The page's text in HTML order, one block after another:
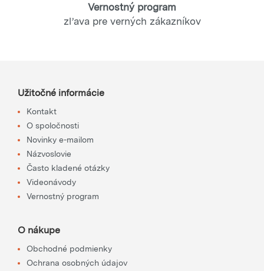
Vernostný program
zľava pre verných zákazníkov
Užitočné informácie
Kontakt
O spoločnosti
Novinky e-mailom
Názvoslovie
Často kladené otázky
Videonávody
Vernostný program
O nákupe
Obchodné podmienky
Ochrana osobných údajov